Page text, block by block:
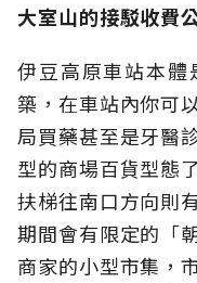
大室山的接駁收費
伊豆高原車站本體
築，在車站內你可
局買藥甚至是牙醫
型的商場百貨型態
扶梯往南口方向則
期間會有限定的「
商家的小型市集，